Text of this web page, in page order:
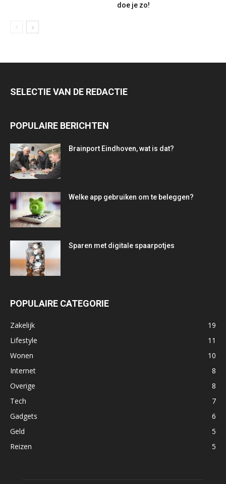
doe je zo!
SELECTIE VAN DE REDACTIE
POPULAIRE BERICHTEN
Brainport Eindhoven, wat is dat?
Welke app gebruiken om te beleggen?
Sparen met digitale spaarpotjes
POPULAIRE CATEGORIE
Zakelijk
19
Lifestyle
11
Wonen
10
Internet
8
Overige
8
Tech
7
Gadgets
6
Geld
5
Reizen
5